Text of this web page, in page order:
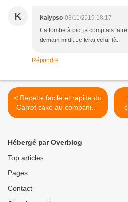
K Kalypso 03/11/2019 18:17
Ca tombe à pic, je comptais
demain midi. Je ferai celui-là..
Répondre
< Recette facile et rapide du
Carrot cake au companion
thermomix ou sans robot
Hébergé par Overblog
Top articles
Pages
Contact